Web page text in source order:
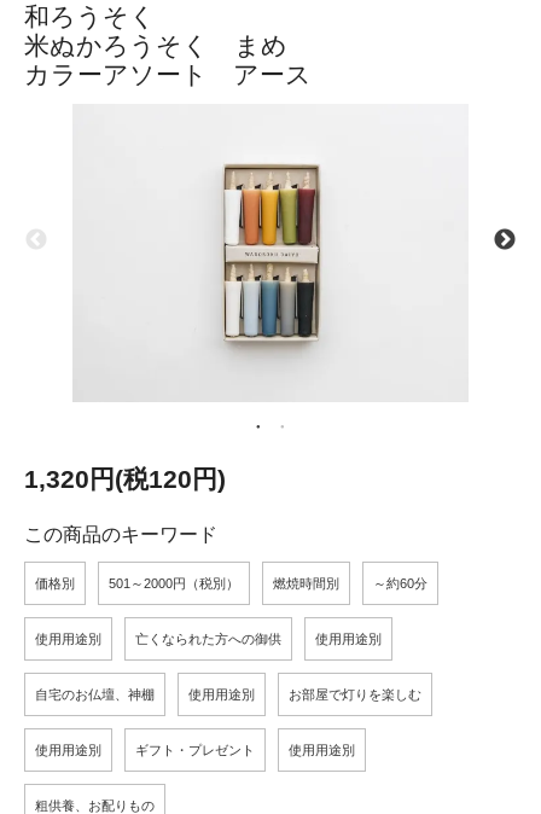
和ろうそく
米ぬかろうそく まめ
カラーアソート アース
1,320円(税120円)
この商品のキーワード
価格別 501～2000円（税別） 燃焼時間別 ～約60分
使用用途別 亡くなられた方への御供 使用用途別
自宅のお仏壇、神棚 使用用途別 お部屋で灯りを楽しむ
使用用途別 ギフト・プレゼント 使用用途別
粗供養、お配りもの